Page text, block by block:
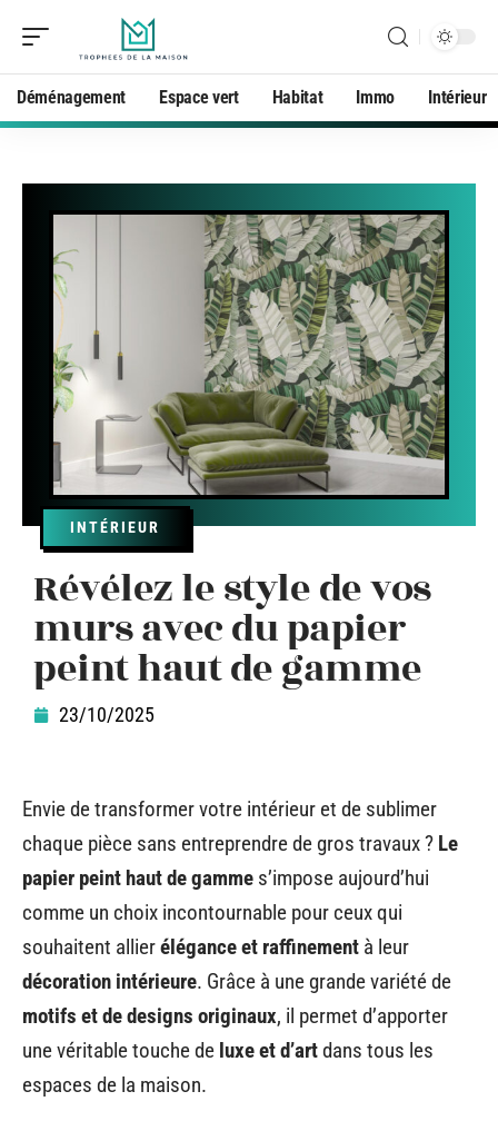
Déménagement Espace vert Habitat Immo Intérieur
INTÉRIEUR
Révélez le style de vos
murs avec du papier
peint haut de gamme
23/10/2025
Envie de transformer votre intérieur et de sublimer
chaque pièce sans entreprendre de gros travaux ? Le
papier peint haut de gamme s’impose aujourd’hui
comme un choix incontournable pour ceux qui
souhaitent allierélégance et raffinement à leur
décoration intérieure. Grâce à une grande variété de
motifs et de designs originaux, il permet d’apporter
une véritable touche de luxe et d’artdans tous les
espaces de la maison.